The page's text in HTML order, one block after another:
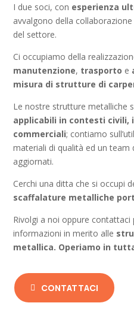
I due soci, con esperienza
avvalgono della collaborazione
del settore.
Ci occupiamo della
manutenzione, trasporto e
misura di strutture di
Le nostre strutture metalliche
applicabili in contesti civili,
commerciali; contiamo
materiali di qualità ed un
aggiornati.
Cerchi una ditta che si occupi
scaffalature metalliche
Rivolgi a noi oppure contattaci
informazioni in merito alle
metallica. Operiamo in
CONTATTACI